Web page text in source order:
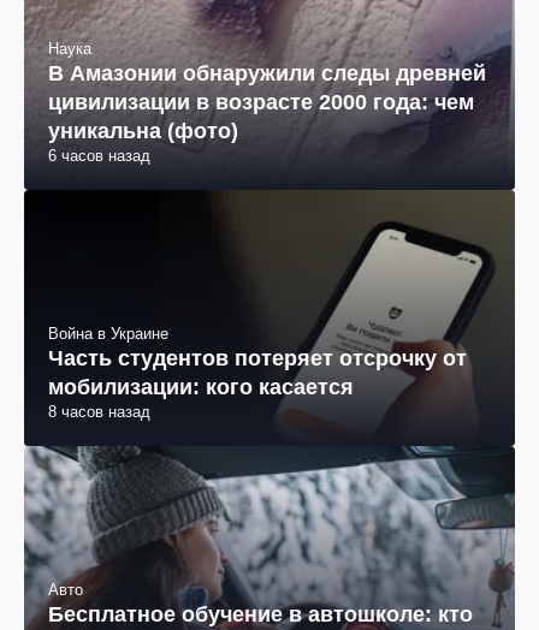
Наука
В Амазонии обнаружили следы древней
цивилизации в возрасте 2000 года: чем
уникальна (фото)
6 часов назад
Война в Украине
Часть студентов потеряет отсрочку от
мобилизации: кого касается
8 часов назад
Авто
Бесплатное обучение в автошколе: кто